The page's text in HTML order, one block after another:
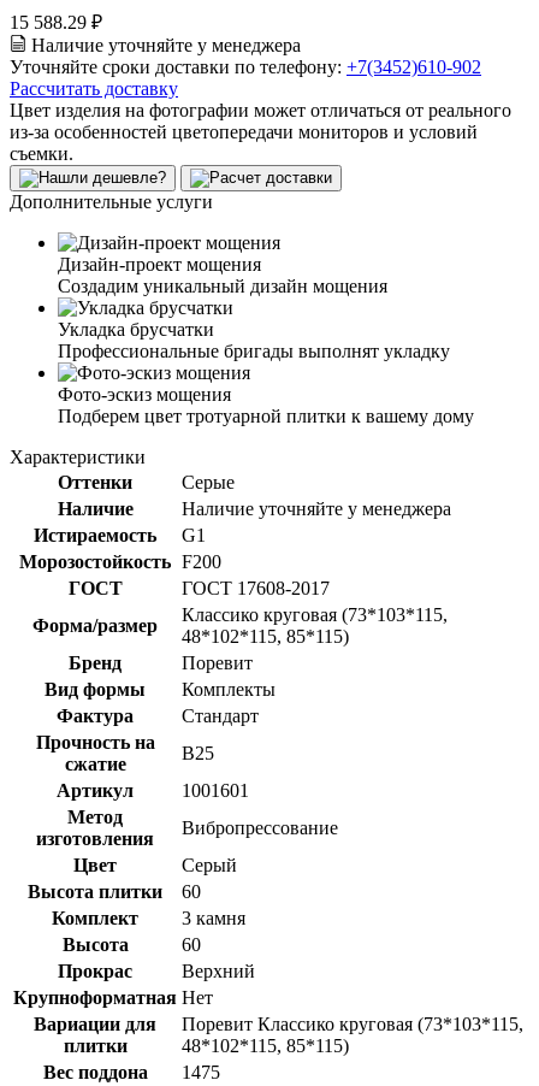
15 588.29 ₽
Наличие уточняйте у менеджера
Уточняйте сроки доставки по телефону: +7(3452)610-902
Рассчитать доставку
Цвет изделия на фотографии может отличаться от реального
из-за особенностей цветопередачи мониторов и условий
съемки.
Дополнительные услуги
Дизайн-проект мощения
Создадим уникальный дизайн мощения
Укладка брусчатки
Профессиональные бригады выполнят укладку
Фото-эскиз мощения
Подберем цвет тротуарной плитки к вашему дому
Характеристики
Оттенки
Серые
Наличие
Наличие уточняйте у менеджера
Истираемость
G1
Морозостойкость F200
ГОСТ
ГОСТ 17608-2017
Форма/размер
Классико круговая (73*103*115,
48*102*115, 85*115)
Бренд
Поревит
Вид формы
Комплекты
Фактура
Стандарт
Прочность на
сжатие
B25
Артикул
1001601
Метод
изготовления
Вибропрессование
Цвет
Серый
Высота плитки
60
Комплект
3 камня
Высота
60
Прокрас
Верхний
Крупноформатная Нет
Вариации для
плитки
Поревит Классико круговая (73*103*115,
48*102*115, 85*115)
Вес поддона
1475